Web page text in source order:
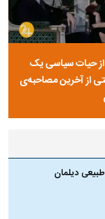
از حیات سیاسی یک
از آخرین مصاحبه‌ی
دیلمان